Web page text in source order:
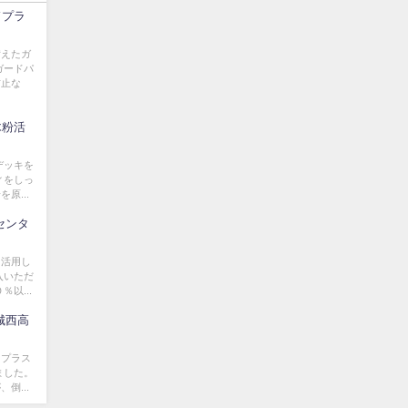
ラ
たガ
ードパ
な
活
ッキを
をしっ
原...
ンタ
用し
いただ
以...
西高
ラス
た。
倒...